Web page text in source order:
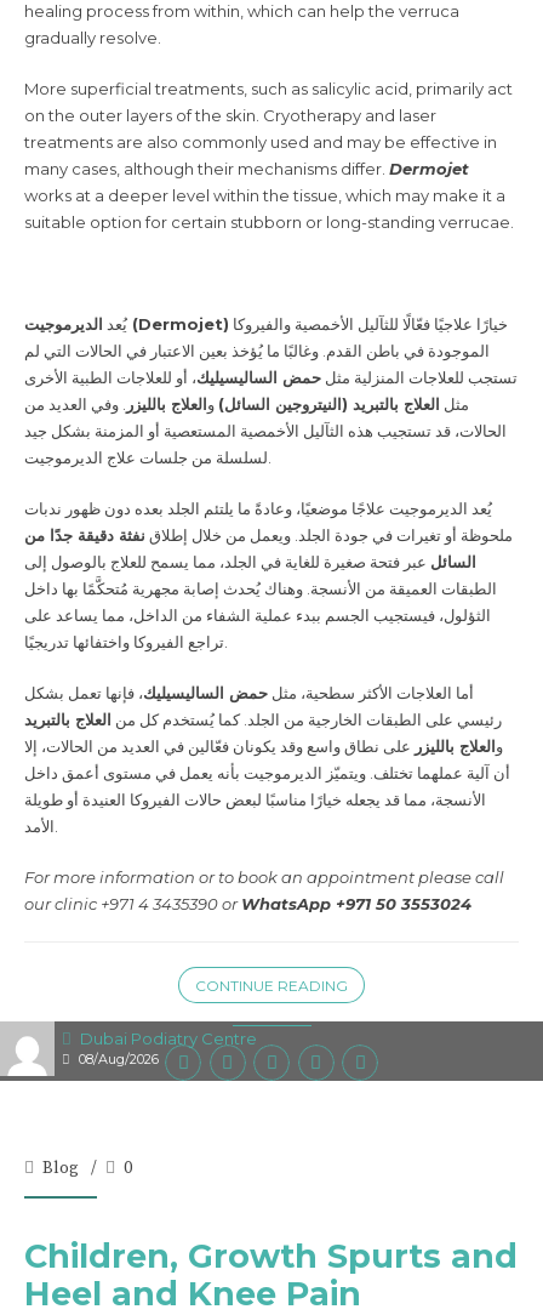
Dubai Podiatry Centre
08/Aug/2026
healing process from within, which can help the verruca
gradually resolve.
More superficial treatments, such as salicylic acid, primarily act
on the outer layers of the skin. Cryotherapy and laser
treatments are also commonly used and may be effective in
many cases, although their mechanisms differ. Dermojet
works at a deeper level within the tissue, which may make it a
suitable option for certain stubborn or long-standing verrucae.
يُعد الديرموجيت (Dermojet)
الموجودة في باطن القدم. وغالبًا ما يُؤخذ بعين الاعتبار في الحالات التي لم
تستجب للعلاجات المنزلية مثل حمض الساليسيليك، أو للعلاجات الطبية الأخرى
مثل العلاج بالتبريد (النيتروجين السائل) والعلاج بالليزر
. وفي العديد من
الحالات، قد تستجيب هذه الثآليل الأخمصية المستعصية أو المزمنة بشكل جيد
يُعد الديرموجيت علاجًا موضعيًا، وعادةً ما يلتئم الجلد بعده دون ظهور ندبات
ملحوظة أو تغيرات في جودة الجلد. ويعمل من خلال إطلاق نفثة دقيقة جدًا من
السائل عبر فتحة صغيرة للغاية في الجلد، مما يسمح للعلاج بالوصول إلى
الطبقات العميقة من الأنسجة. وهناك يُحدث إصابة مجهرية مُتحكَّمًا بها داخل
الثؤلول، فيستجيب الجسم ببدء عملية الشفاء من الداخل، مما يساعد على
أما العلاجات الأكثر سطحية، مثل حمض الساليسيليك، فإنها تعمل بشكل
رئيسي على الطبقات الخارجية من الجلد. كما يُستخدم كل من العلاج بالتبريد
والعلاج بالليزر على نطاق واسع وقد يكونان فعّالين في العديد من الحالات، إلا
أن آلية عملهما تختلف. ويتميّز الديرموجيت بأنه يعمل في مستوى أعمق داخل
الأنسجة، مما قد يجعله خيارًا مناسبًا لبعض حالات الفيروكا العنيدة أو طويلة
For more information or to book an appointment please call
our clinic +971 4 3435390 orWhatsApp +971 50 3553024
CONTINUE READING
Blog 0
Children, Growth Spurts and
Heel and Knee Pain